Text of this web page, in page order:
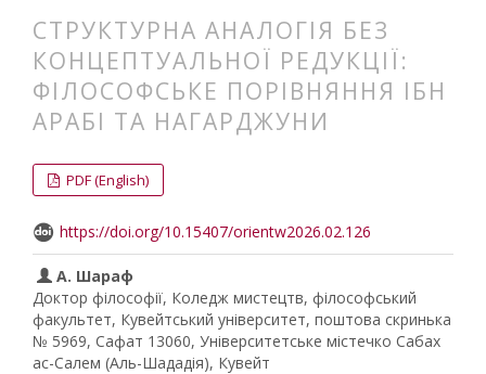
СТРУКТУРНА АНАЛОГІЯ БЕЗ
КОНЦЕПТУАЛЬНОЇ РЕДУКЦІЇ:
ФІЛОСОФСЬКЕ ПОРІВНЯННЯ ІБН
АРАБІ ТА НАГАРДЖУНИ
PDF (English)
https://doi.org/10.15407/orientw2026.02.126
А. Шараф
Доктор філософії, Коледж мистецтв, філософський
факультет, Кувейтський університет, поштова скринька
№ 5969, Сафат 13060, Університетське містечко Сабах
ас-Салем (Аль-Шададія), Кувейт